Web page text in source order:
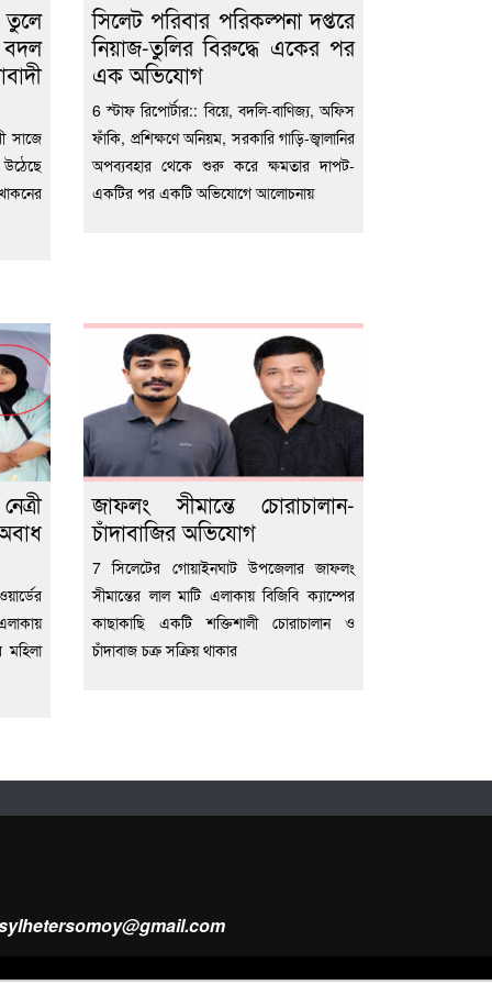
তুলে
সাজে
সিলেট পরিবার পরিকল্পনা দপ্তরে
নিয়াজ-তুলির বিরুদ্ধে একের পর
এক অভিযোগ
6 স্টাফ রিপোর্টার:: বিয়ে, বদলি-বাণিজ্য, অফিস
ফাঁকি, প্রশিক্ষণে অনিয়ম, সরকারি গাড়ি-জ্বালানির
অপব্যবহার থেকে শুরু করে ক্ষমতার দাপট-
একটির পর একটি অভিযোগে আলোচনায়
মহিলা
জাফলং সীমান্তে চোরাচালান-
চাঁদাবাজির অভিযোগ
7 সিলেটের গোয়াইনঘাট উপজেলার জাফলং
সীমান্তের লাল মাটি এলাকায় বিজিবি ক্যাম্পের
কাছাকাছি একটি শক্তিশালী চোরাচালান ও
চাঁদাবাজ চক্র সক্রিয় থাকার